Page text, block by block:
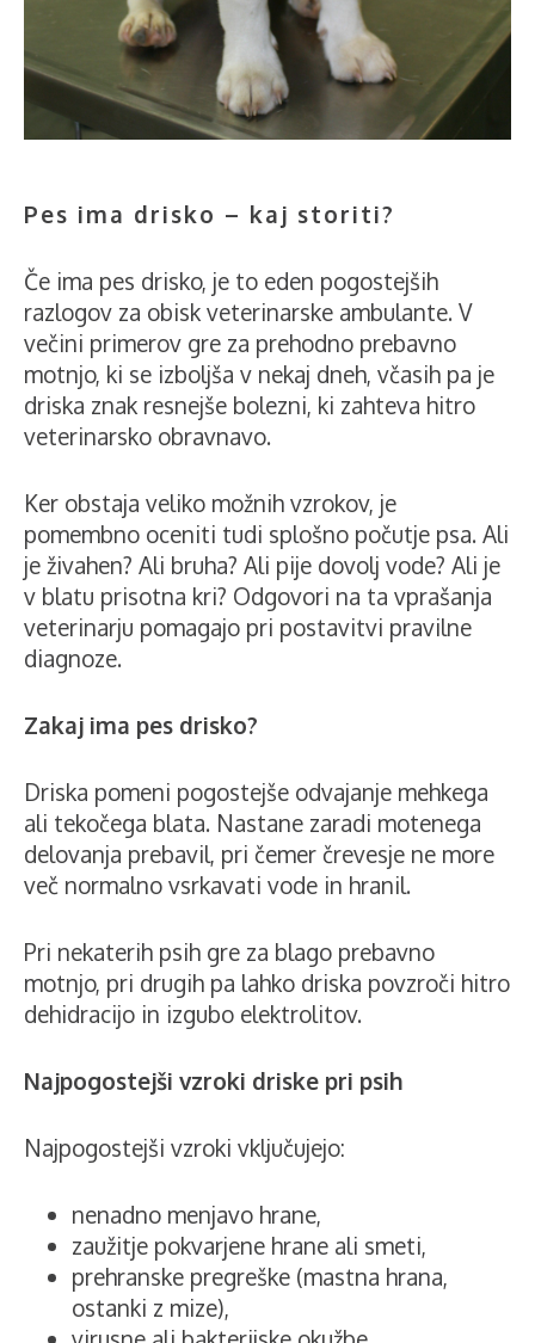
Pes ima drisko – kaj storiti?
Če ima pes drisko, je to eden pogostejših
razlogov za obisk veterinarske ambulante. V
večini primerov gre za prehodno prebavno
motnjo, ki se izboljša v nekaj dneh, včasih pa je
driska znak resnejše bolezni, ki zahteva hitro
veterinarsko obravnavo.
Ker obstaja veliko možnih vzrokov, je
pomembno oceniti tudi splošno počutje psa. Ali
je živahen? Ali bruha? Ali pije dovolj vode? Ali je
v blatu prisotna kri? Odgovori na ta vprašanja
veterinarju pomagajo pri postavitvi pravilne
diagnoze.
Zakaj ima pes drisko?
Driska pomeni pogostejše odvajanje mehkega
ali tekočega blata. Nastane zaradi motenega
delovanja prebavil, pri čemer črevesje ne more
več normalno vsrkavati vode in hranil.
Pri nekaterih psih gre za blago prebavno
motnjo, pri drugih pa lahko driska povzroči hitro
dehidracijo in izgubo elektrolitov.
Najpogostejši vzroki driske pri psih
Najpogostejši vzroki vključujejo:
nenadno menjavo hrane,
zaužitje pokvarjene hrane ali smeti,
prehranske pregreške (mastna hrana,
ostanki z mize),